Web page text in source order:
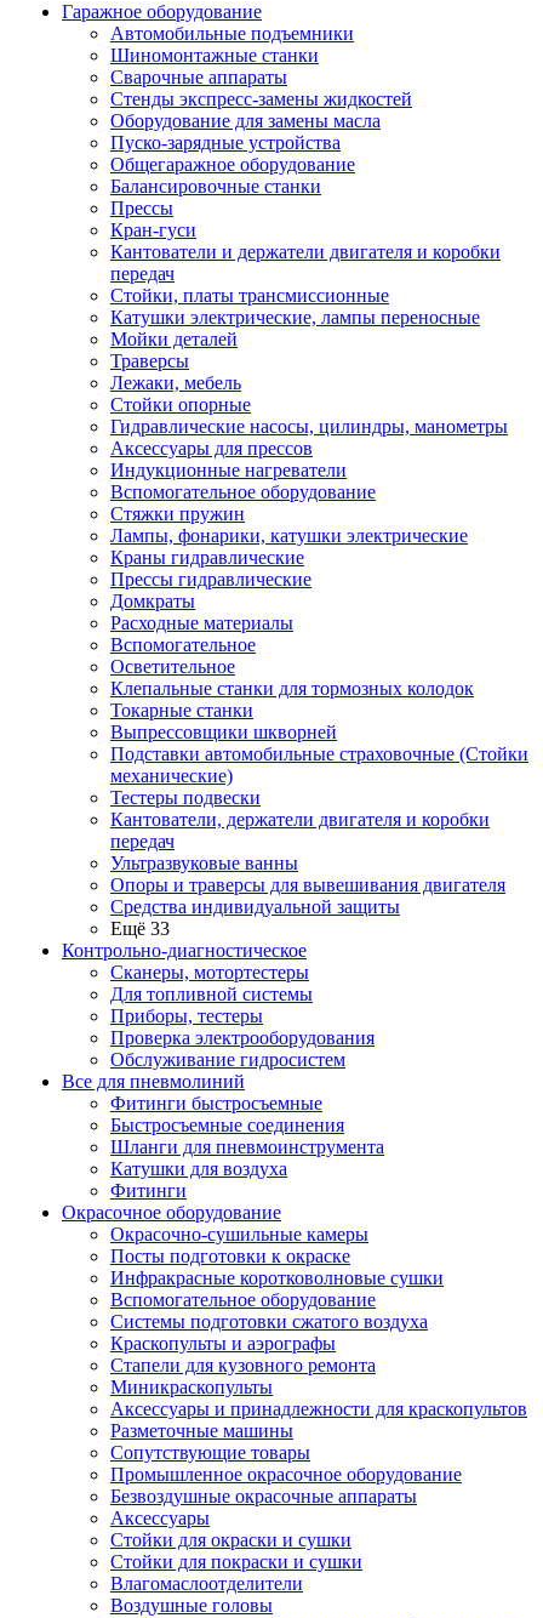
Гаражное оборудование
Автомобильные подъемники
Шиномонтажные станки
Сварочные аппараты
Стенды экспресс-замены жидкостей
Оборудование для замены масла
Пуско-зарядные устройства
Общегаражное оборудование
Балансировочные станки
Прессы
Кран-гуси
Кантователи и держатели двигателя и коробки
передач
Стойки, платы трансмиссионные
Катушки электрические, лампы переносные
Мойки деталей
Траверсы
Лежаки, мебель
Стойки опорные
Гидравлические насосы, цилиндры, манометры
Аксессуары для прессов
Индукционные нагреватели
Вспомогательное оборудование
Стяжки пружин
Лампы, фонарики, катушки электрические
Краны гидравлические
Прессы гидравлические
Домкраты
Расходные материалы
Вспомогательное
Осветительное
Клепальные станки для тормозных колодок
Токарные станки
Выпрессовщики шкворней
Подставки автомобильные страховочные (Стойки
механические)
Тестеры подвески
Кантователи, держатели двигателя и коробки
передач
Ультразвуковые ванны
Опоры и траверсы для вывешивания двигателя
Средства индивидуальной защиты
Ещё 33
Контрольно-диагностическое
Сканеры, мотортестеры
Для топливной системы
Приборы, тестеры
Проверка электрооборудования
Обслуживание гидросистем
Все для пневмолиний
Фитинги быстросъемные
Быстросъемные соединения
Шланги для пневмоинструмента
Катушки для воздуха
Фитинги
Окрасочное оборудование
Окрасочно-сушильные камеры
Посты подготовки к окраске
Инфракрасные коротковолновые сушки
Вспомогательное оборудование
Системы подготовки сжатого воздуха
Краскопульты и аэрографы
Стапели для кузовного ремонта
Миникраскопульты
Аксессуары и принадлежности для краскопультов
Разметочные машины
Сопутствующие товары
Промышленное окрасочное оборудование
Безвоздушные окрасочные аппараты
Аксессуары
Стойки для окраски и сушки
Стойки для покраски и сушки
Влагомаслоотделители
Воздушные головы